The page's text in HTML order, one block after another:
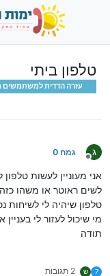
טלפון ביתי
עזרה הדדית למשתמשים
ג
מנותק
גמח 0
אני מעוניין לעשות
לשים ראוטר או משהו
טלפון שיהיה לי לשיחות
מי שיכול לעזור לי
תודה
7 ש 2 תגובות